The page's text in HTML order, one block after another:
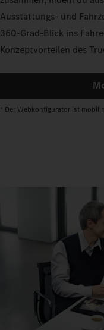
Ausstattungs- und
360-Grad-Blick ins
Konzeptvorteilen des
* Der Webkonfigurator ist mobil